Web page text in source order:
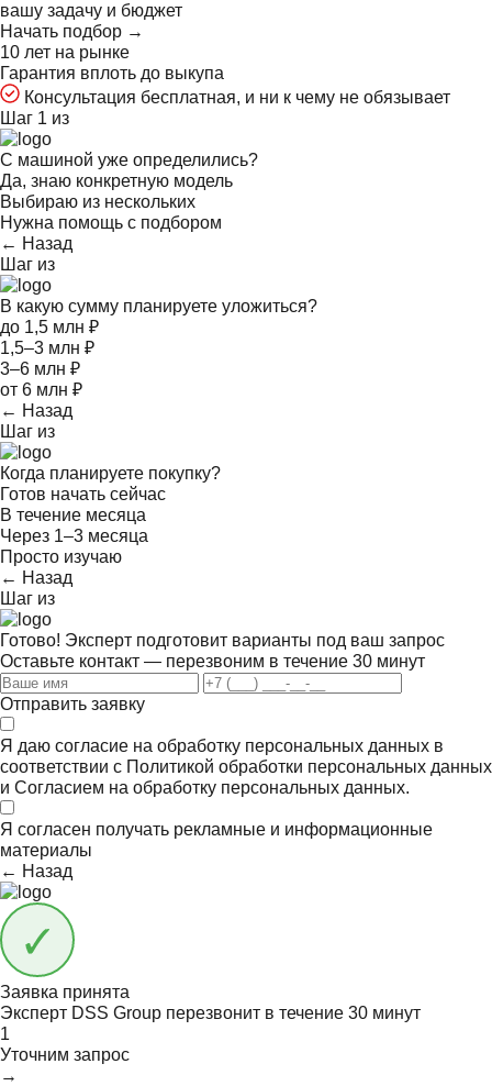
вашу задачу и бюджет
Начать подбор →
10 лет на рынке
Гарантия вплоть до выкупа
Консультация бесплатная, и ни к чему не обязывает
Шаг 1 из
С машиной уже определились?
Да, знаю конкретную модель
Выбираю из нескольких
Нужна помощь с подбором
← Назад
Шаг из
В какую сумму планируете уложиться?
до 1,5 млн ₽
1,5–3 млн ₽
3–6 млн ₽
от 6 млн ₽
← Назад
Шаг из
Когда планируете покупку?
Готов начать сейчас
В течение месяца
Через 1–3 месяца
Просто изучаю
← Назад
Шаг из
Готово! Эксперт подготовит варианты под ваш запрос
Оставьте контакт — перезвоним в течение 30 минут
Отправить заявку
Я даю согласие на обработку персональных данных в
соответствии с Политикой обработки персональных данных
и Согласием на обработку персональных данных.
Я согласен получать рекламные и информационные
материалы
← Назад
Заявка принята
Эксперт DSS Group перезвонит в течение 30 минут
1
Уточним запрос
→